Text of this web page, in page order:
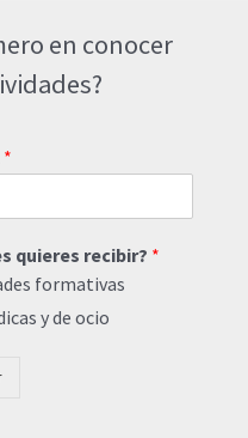
en conocer
*
quieres recibir? *
formativas
y de ocio